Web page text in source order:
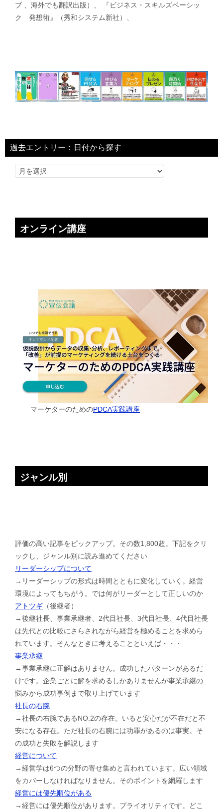
ブ 、海外でも翻訳出版）、 『ビジネス・スキルズベーシッ
ク 発想術』（秀和システム新社）、
過去エントリー：日付から探す
オンライン講座
マーケターのためのPDCA実践講座
ジャンル別
評価の高い記事をピックアップ。その数1,800超。下記をクリ
ックし、ジャンル別に読み進めてください
リーダーシップについて
→リーダーシップの形式は時間とともに変化していく。経営
環境によってもちがう。では何がリーダーとして正しいのか
アトツギ （後継者）
→後継社長、事業承継者、2代目社長、3代目社長、4代目社長
は先代との比較にさらされながら経営を極めることを求めら
れています。そんなときに考えることといえば・・・
事業承継
→事業承継に正解はありません。成功したパターンがあるだ
けです。企業ごとに解を求めるしかありませんが事業承継の
悩みから成功事例まで取り上げています
社長の右腕
→社長の右腕であるNO.2の存在。いると安心だが不在だと不
安になる存在。ただ社長の右腕には功罪があるのは事実。そ
の成功と失敗を解説します
経営について
→経営学は6つの分野の寄せ集めと言われています。広い領域
をカバーしなければなりません。そのポイントを網羅します
経営には優先順位がある
→経営には優先順位があります。プライオリティです。どこ